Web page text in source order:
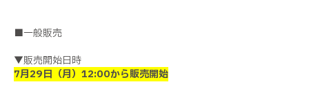
■一般販売
▼販売開始日時
7月29日（月）12:00から販売開始